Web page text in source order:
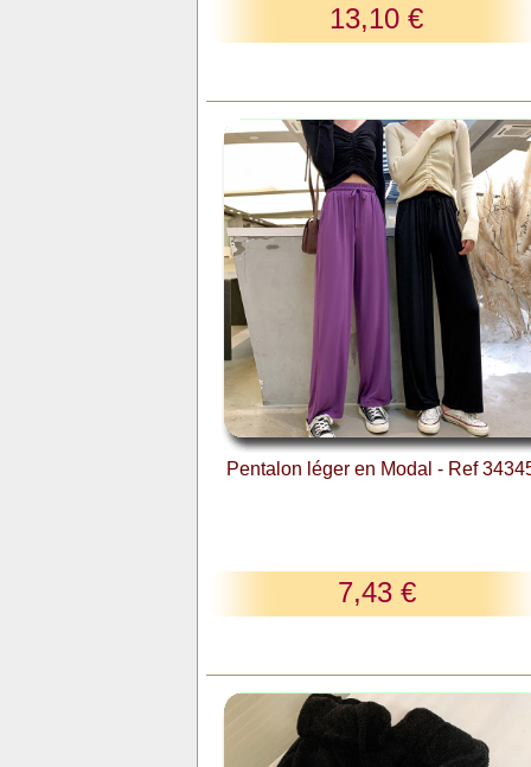
13,10 €
Pentalon léger en Modal - Ref
7,43 €